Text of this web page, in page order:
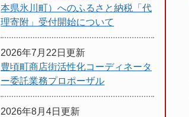
本県氷川町）へのふるさと納税「代
理寄附」受付開始について
2026年7月22日更新
豊頃町商店街活性化コーディネータ
ー委託業務プロポーザル
2026年8月4日更新